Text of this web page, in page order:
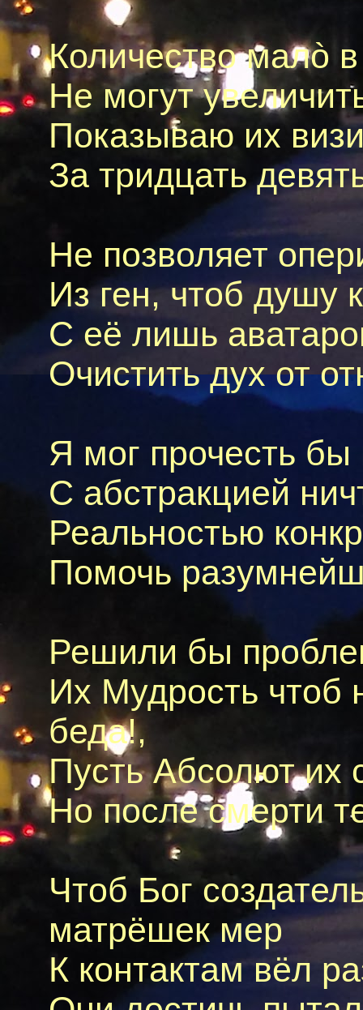
Количество малò
Не могут
Показываю их
За тридцать
Не позволяет
Из ген, чтоб душу
С её лишь
Очистить дух от
Я мог прочесть
С абстракцией
Реальностью
Помочь
Решили бы
Их Мудрость чтоб
беда!,
Пусть Абсолют их
Но после смерти
Чтоб Бог
матрёшек мер
К контактам вёл